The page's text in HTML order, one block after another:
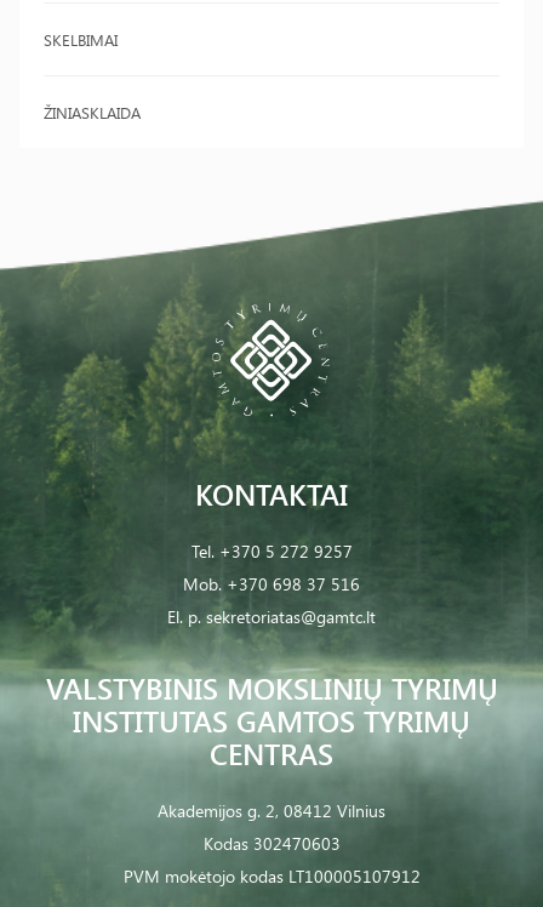
SKELBIMAI
ŽINIASKLAIDA
VALSTYBINIS MOKSLINIŲ TYRIMŲ
INSTITUTAS GAMTOS TYRIMŲ
CENTRAS
Akademijos g. 2, 08412 Vilnius
Kodas 302470603
PVM mokėtojo kodas LT100005107912
KONTAKTAI
Tel. +370 5 272 9257
Mob. +370 698 37 516
El. p. sekretoriatas@gamtc.lt